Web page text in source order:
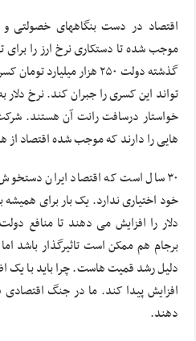
اقتصاد در دست بنگاههای خصولتی
موجب شده تا دستکاری نرخ ارز را برای
گذشته دولت ۲۵۰ هزار
تواند این کسری را جبران کند. نرخ
خواستار درسافت رانت آن هستند.
هایی را دارند که موجب شده اقتصاد از
۳۰ سال است که اقتصاد ایران
خود اختیاری ندارد. یک بار برای
دلار را افزایش می دهند تا منافع
برجام هم ممکن است تاثیرگذار باشد
دلیل رشد قمیت هاست. چرا باید با یک
افزایش پیدا کند. ما در جنگ اقتصادی
دهند.